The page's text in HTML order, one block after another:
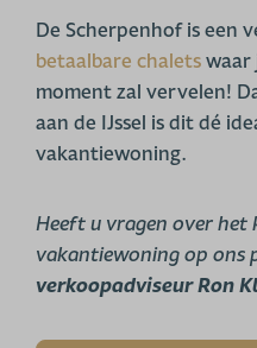
De Scherpenhof is een
betaalbare chaletswaar
moment zal vervelen!
aan de IJssel is dit dé
vakantiewoning.
Heeft u vragen over het
vakantiewoning op ons
verkoopadviseur Ron